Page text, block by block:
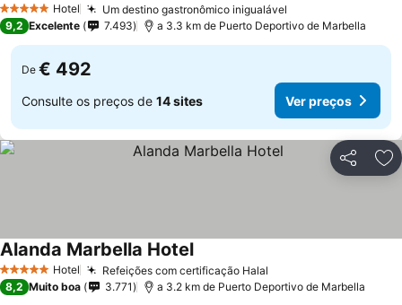
5 Estrelas Hotel Um destino gastronômico inigualável
9,2 Excelente 7.493 a 3.3 km de Puerto Deportivo de Marbella
De € 492
Consulte os preços de 14 sites Ver preços
Partilhar
5 Estrelas Hotel Refeições com certificação Halal
Alanda Marbella Hotel
8,2 Muito boa 3.771 a 3.2 km de Puerto Deportivo de Marbella